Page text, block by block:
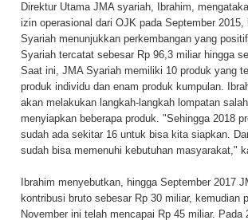
Direktur Utama JMA syariah, Ibrahim,
izin operasional dari OJK pada September 2015,
Syariah menunjukkan perkembangan yang
Syariah tercatat sebesar Rp 96,3 miliar hingga
Saat ini, JMA Syariah memiliki 10 produk yang
produk individu dan enam produk kumpulan.
akan melakukan langkah-langkah lompatan
menyiapkan beberapa produk. "Sehingga 2018
sudah ada sekitar 16 untuk bisa kita siapkan.
sudah bisa memenuhi kebutuhan masyarakat,"
Ibrahim menyebutkan, hingga September 2017
kontribusi bruto sebesar Rp 30 miliar, kemudian
November ini telah mencapai Rp 45 miliar. Pada